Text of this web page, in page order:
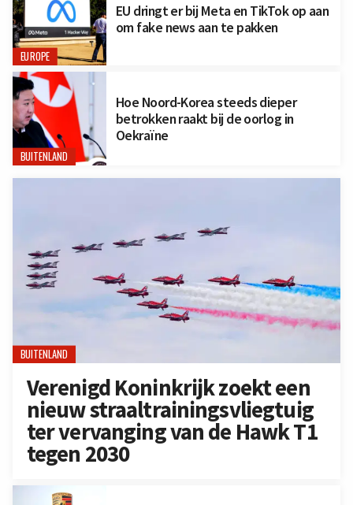
EUROPE
EU dringt er bij Meta en TikTok op aan
om fake news aan te pakken
BUITENLAND
Hoe Noord-Korea steeds dieper
betrokken raakt bij de oorlog in
Oekraïne
BUITENLAND
Verenigd Koninkrijk zoekt een
nieuw straaltrainingsvliegtuig
ter vervanging van de Hawk T1
tegen 2030